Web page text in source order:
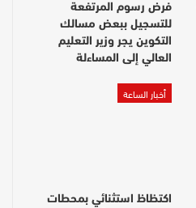
فرض رسوم المرتفعة
للتسجيل ببعض مسالك
التكوين يجر وزير التعليم
العالي إلى المساءلة
أخبار الساعة
اكتظاظ استثنائي بمحطات